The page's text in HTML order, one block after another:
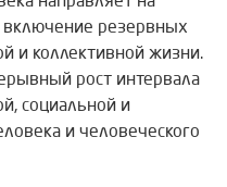
включение резервных
и коллективной жизни.
рост интервала
социальной и
и человеческого